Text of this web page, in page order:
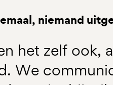
niemand
het zelf ook,
We